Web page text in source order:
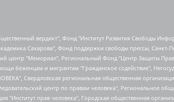
с 26.01.2023 Общество с ограниченной ответственностью "Чайка Белые сады", Ветошкина Валерия Валерьевна, Заговора Максим Александрович, Межрегиональное общественное движение "Российская ЛГБТ - сеть", Оленичев Максим Владимирович, Павлов Иван Юрьевич, Скворцова Елена Сергеевна, Общество с ограниченной ответственностью "Как бы инагент", Кочетков Игорь Викторович, Общество с ограниченной ответственностью "Честные выборы", Еланчик Олег Александрович, Общество с ограниченной ответственностью "Нобелевский призыв", Гималова Регина Эмилевна, Григорьев Андрей Валерьевич, Григорьева Алина Александровна, Ассоциация по содействию защите прав призывников, альтернативнослужащих и военнослужащих "Правозащитная группа "Гражданин.Армия.Право", Хисамова Регина Фаритовна, Автономная некоммерческая организация по реализации социально-правовых программ "Лилит", Дальневосточное общественное движение "Маяк", Санкт-Петербургская ЛГБТ-инициативная группа "Выход", Инициативная группа ЛГБТ+ "Реверс", Алексеев Андрей Викторович, Бекбулатова Таисия Львовна, Беляев Иван Михайлович, Владыкина Елена Сергеевна, Гельман Марат Александрович, Никульшина Вероника Юрьевна, Толоконникова Надежда Андреевна, Шендерович Виктор Анатольевич, Общество с ограниченной ответственностью "Данное сообщение", Общество с ограниченной ответственностью Издательский дом "Новая глава", Айнбиндер Александра Александровна, Московский комьюнити-центр для ЛГБТ+инициатив, Благотворительный фонд развития филантропии, Deutsche Welle (Германия, Kurt-Schumacher-Strasse 3, 53113 Bonn), Борзунова Мария Михайловна, Воробьев Виктор Викторович, Голубева Анна Львовна, Константинова Алла Михайловна, Малкова Ирина Владимировна, Мурадов Мурад Абдулгалимович, Осетинская Елизавета Николаевна, Понасенков Евгений Николаевич, Ганапольский Матвей Юрьевич, Киселев Евгений Алексеевич, Борухович Ирина Григорьевна, Дремин Иван Тимофеевич, Дубровский Дмитрий Викторович, Красноярская региональная общественная организация поддержки и развития альтернативных образовательных технологий и межкультурных коммуникаций "ИНТЕРРА", Маяковская Екатерина Алексеевна, Фейгин Марк Захарович, Филимонов Андрей Викторович, Дзугкоева Регина Николаевна, Доброхотов Роман Александрович, Дудь Юрий Александрович, Елкин Сергей Владимирович, Кругликов Кирилл Игоревич, Сабунаева Мария Леонидовна, Семенов Алексей Владимирович, Шаинян Карен Багратович, Шульман Екатерина Михайловна, Асафьев Артур Валерьевич, Вахштайн Виктор Семенович, Венедиктов Алексей Алексеевич, Лушникова Екатерина Евгеньевна, Волков Леонид Михайлович, Невзоров Александр Глебович, Пархоменко Сергей Борисович,